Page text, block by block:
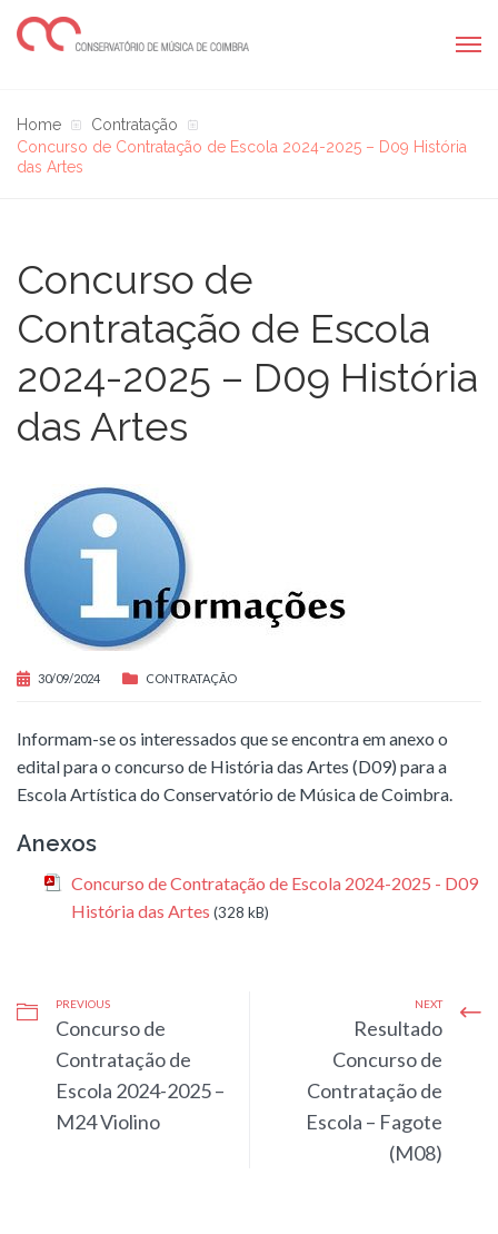
Home
Contratação
Concurso de Contratação de Escola 2024-2025 – D09 História
das Artes
Concurso de
Contratação de Escola
2024-2025 – D09 História
das Artes
30/09/2024 CONTRATAÇÃO
Informam-se os interessados que se encontra em anexo o
edital para o concurso de História das Artes (D09) para a
Escola Artística do Conservatório de Música de Coimbra.
Anexos
Concurso de Contratação de Escola 2024-2025 - D09
História das Artes (328 kB)
PREVIOUS
Concurso de
Contratação de
Escola 2024-2025 –
M24 Violino
NEXT
Resultado
Concurso de
Contratação de
Escola – Fagote
(M08)